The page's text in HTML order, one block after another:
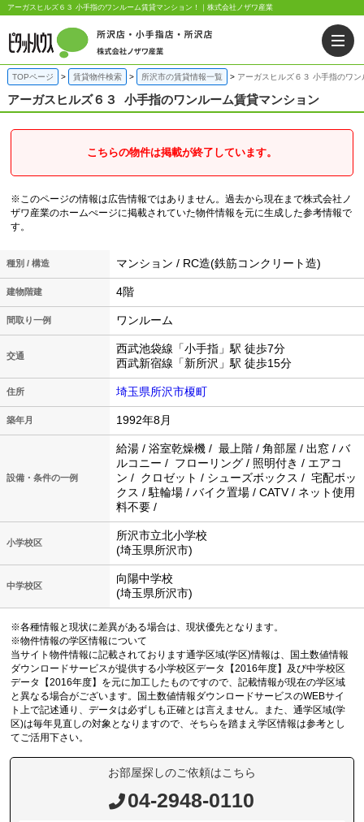
アーガスヒルズ６３ 小手指のワンルーム賃貸マンション！｜株式会社ノザワ産業
TOPページ 賃貸物件検索 所沢市の賃貸情報一覧 アーガスヒルズ６３ 小手指のワ
アーガスヒルズ６３ 小手指のワンルーム賃貸マンション
こちらの物件は掲載が終了しています。
※このページの情報は広告情報ではありません。過去から現在まで株式会社ノ
ザワ産業のホームぺージに掲載されていた物件情報を元に生成した参考情報で
す。
種別 / 構造 マンション / RC造(鉄筋コンクリート造)
建物階建 4階
間取り一例 ワンルーム
交通
西武池袋線「小手指」駅 徒歩7分
西武新宿線「新所沢」駅 徒歩15分
住所 埼玉県所沢市榎町
築年月 1992年8月
設備・条件の一例
給湯 / 浴室乾燥機 / 最上階 / 角部屋 / 出窓 / バ
ルコニー / フローリング / 照明付き / エアコ
ン / クロゼット / シューズボックス / 宅配ボッ
クス / 駐輪場 / バイク置場 / CATV / ネット使用
料不要 /
小学校区
所沢市立北小学校
(埼玉県所沢市)
中学校区
向陽中学校
(埼玉県所沢市)
※各種情報と現状に差異がある場合は、現状優先となります。
※物件情報の学区情報について
当サイト物件情報に記載されております通学区域(学区)情報は、国土数値情報
ダウンロードサービスが提供する小学校区データ【2016年度】及び中学校区
データ【2016年度】を元に加工したものですので、記載情報が現在の学区域
と異なる場合がございます。国土数値情報ダウンロードサービスのWEBサイ
ト上で記述通り、データは必ずしも正確とは言えません。また、通学区域(学
区)は毎年見直しの対象となりますので、そちらを踏まえ学区情報は参考とし
てご活用下さい。
お部屋探しのご依頼はこちら
04-2948-0110